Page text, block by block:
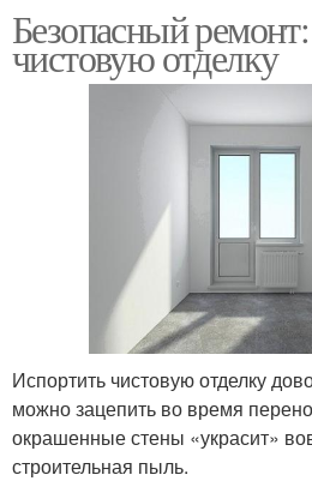
Безопасный
чистовую отделку
Испортить чистовую отделку
можно зацепить во время
окрашенные стены «украсит»
строительная пыль.